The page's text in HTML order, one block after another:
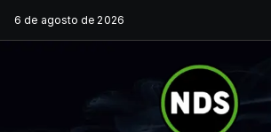
Saltar
al
6 de agosto de 2026